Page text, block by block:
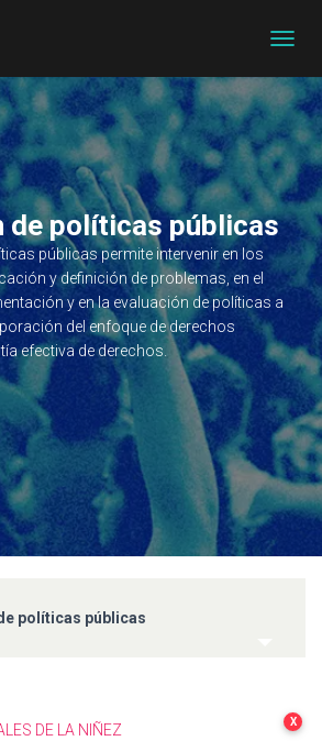
MODO
DE
de políticas públicas
públicas permite intervenir en los
y definición de problemas, en el
y en la evaluación de políticas a
del enfoque de derechos
efectiva de derechos.
políticas públicas
DE LA NIÑEZ X